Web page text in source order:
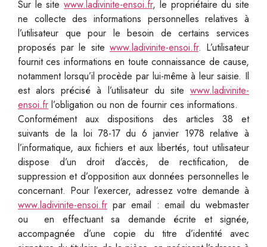
Sur le sitewww.ladivinite-ensoi.fr, le propriétaire du site
ne collecte des informations personnelles relatives à
l’utilisateur que pour le besoin de certains services
proposés par le site www.ladivinite-ensoi.fr. L’utilisateur
fournit ces informations en toute connaissance de cause,
notamment lorsqu’il procède par lui-même à leur saisie. Il
est alors précisé à l’utilisateur du site www.ladivinite-
ensoi.fr l’obligation ou non de fournir ces informations.
Conformément aux dispositions des articles 38 et
suivants de la loi 78-17 du 6 janvier 1978 relative à
l’informatique, aux fichiers et aux libertés, tout utilisateur
dispose d’un droit d’accès, de rectification, de
suppression et d’opposition aux données personnelles le
concernant. Pour l’exercer, adressez votre demande à
www.ladivinite-ensoi.fr par email : email du webmaster
ou en effectuant sa demande écrite et signée,
accompagnée d’une copie du titre d’identité avec